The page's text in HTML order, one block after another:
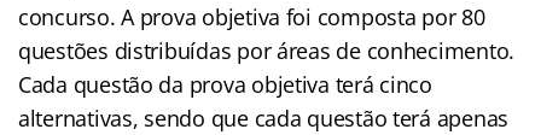
concurso. A prova objetiva foi composta por 80
questões distribuídas por áreas de conhecimento.
Cada questão da prova objetiva terá cinco
alternativas, sendo que cada questão terá apenas